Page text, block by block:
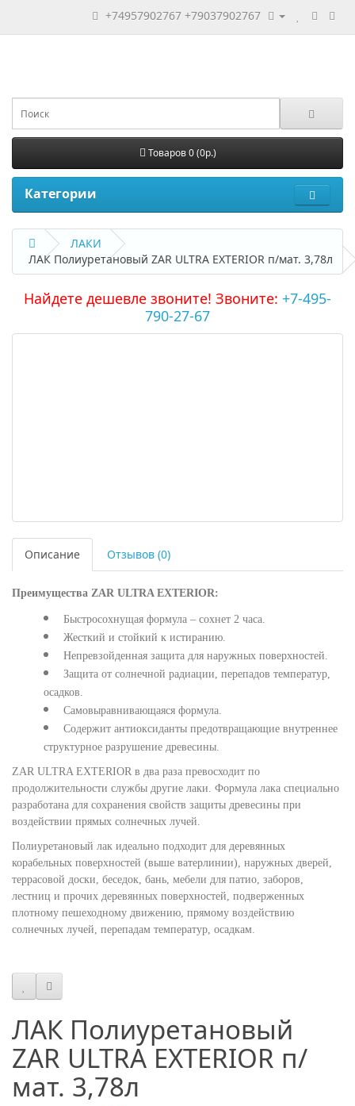
+74957902767 +79037902767
Товаров 0 (0р.)
Категории
ЛАКИ
ЛАК Полиуретановый ZAR ULTRA EXTERIOR п/мат. 3,78л
Найдете дешевле звоните! Звоните: +7-495-
790-27-67
Описание Отзывов (0)
Преимущества ZAR ULTRA EXTERIOR:
Быстросохнущая формула – сохнет 2 часа.
Жесткий и стойкий к истиранию.
Непревзойденная защита для наружных поверхностей.
Защита от солнечной радиации, перепадов температур,
осадков.
Самовыравнивающаяся формула.
Содержит антиоксиданты предотвращающие внутреннее
структурное разрушение древесины.
ZAR ULTRA EXTERIOR в два раза превосходит по
продолжительности службы другие лаки. Формула лака специально
разработана для сохранения свойств защиты древесины при
воздействии прямых солнечных лучей.
Полиуретановый лак идеально подходит для деревянных
корабельных поверхностей (выше ватерлинии), наружных дверей,
террасовой доски, беседок, бань, мебели для патио, заборов,
лестниц и прочих деревянных поверхностей, подверженных
плотному пешеходному движению, прямому воздействию
солнечных лучей, перепадам температур, осадкам.
ЛАК Полиуретановый
ZAR ULTRA EXTERIOR п/
мат. 3,78л